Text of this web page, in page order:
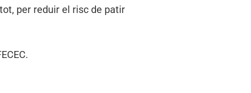
per reduir el risc de patir